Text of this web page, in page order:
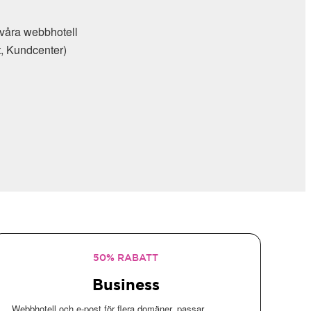
webbhotell
Kundcenter)
50% RABATT
Business